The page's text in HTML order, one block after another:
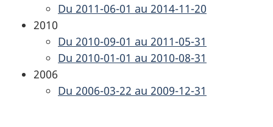
Du 2011-06-01 au 2014-11-20
2010
Du 2010-09-01 au 2011-05-31
Du 2010-01-01 au 2010-08-31
2006
Du 2006-03-22 au 2009-12-31